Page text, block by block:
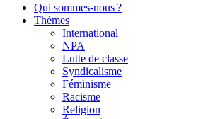
Qui sommes-nous ?
Thèmes
International
NPA
Lutte de classe
Syndicalisme
Féminisme
Racisme
Religion